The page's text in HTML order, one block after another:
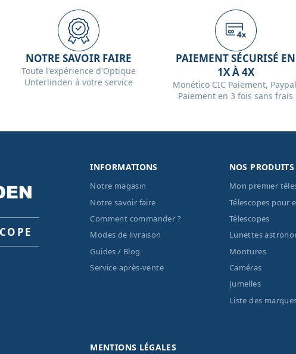
NOTRE SAVOIR FAIRE
Toute l'expérience d'Optique
Unterlinden à votre service
PAIEMENT SÉCURISÉ EN
1X À 4X
Monético CIC Paiement,
Paiement en 3 fois sans frais
INFORMATIONS
Notre magasin
Notre savoir faire
Comment commander ?
Modes de livraison
Guides / Blog
Service après-vente
NOS PRODUITS
Mon premier
Télescopes pour
Télescopes
Lunettes
Montures
Caméras
Jumelles
Liste des
MENTIONS LÉGALES